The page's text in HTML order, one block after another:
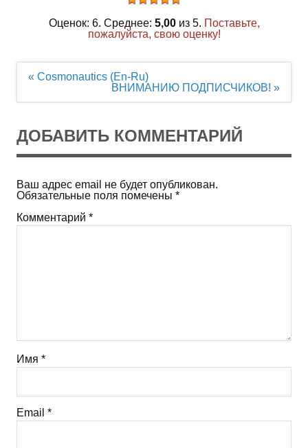
Оценок: 6. Среднее: 5,00из 5. Поставьте,
пожалуйста, свою оценку!
Навигация
« Cosmonautics (En-Ru)
ВНИМАНИЮ ПОДПИСЧИКОВ! »
ДОБАВИТЬ КОММЕНТАРИЙ
Ваш адрес email не будет опубликован.
Обязательные поля помечены *
Комментарий *
Имя *
Email *